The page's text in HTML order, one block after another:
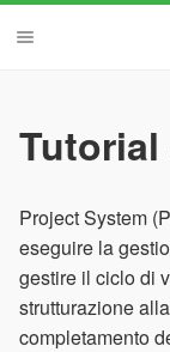
Tutorial
Project System
eseguire la
gestire il ciclo di
strutturazione
completamento